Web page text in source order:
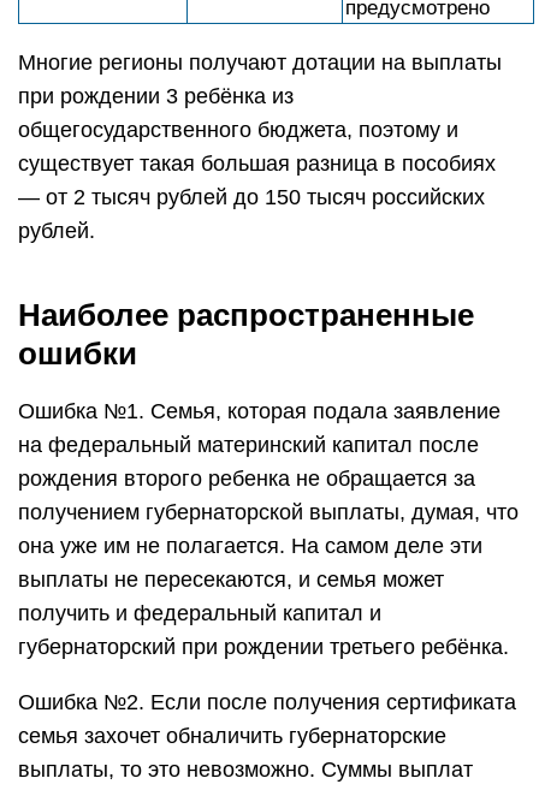
предусмотрено
Многие регионы получают дотации на выплаты
при рождении 3 ребёнка из
общегосударственного бюджета, поэтому и
существует такая большая разница в пособиях
— от 2 тысяч рублей до 150 тысяч российских
рублей.
Наиболее распространенные
ошибки
Ошибка №1. Семья, которая подала заявление
на федеральный материнский капитал после
рождения второго ребенка не обращается за
получением губернаторской выплаты, думая, что
она уже им не полагается. На самом деле эти
выплаты не пересекаются, и семья может
получить и федеральный капитал и
губернаторский при рождении третьего ребёнка.
Ошибка №2. Если после получения сертификата
семья захочет обналичить губернаторские
выплаты, то это невозможно. Суммы выплат